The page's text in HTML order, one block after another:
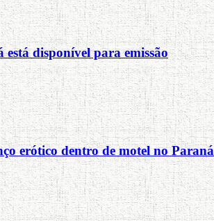
disponível para emissão
erótico dentro de motel no Paraná